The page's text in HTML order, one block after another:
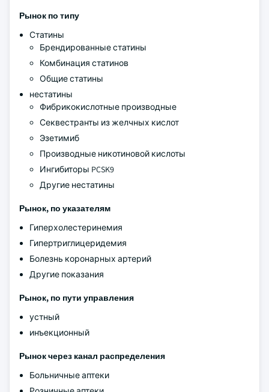
Рынок по типу
Статины
Брендированные статины
Комбинация статинов
Общие статины
нестатины
Фибрикокислотные производные
Секвестранты из желчных кислот
Эзетимиб
Производные никотиновой кислоты
Ингибиторы PCSK9
Другие нестатины
Рынок, по указателям
Гиперхолестеринемия
Гипертриглицеридемия
Болезнь коронарных артерий
Другие показания
Рынок, по пути управления
устный
инъекционный
Рынок через канал распределения
Больничные аптеки